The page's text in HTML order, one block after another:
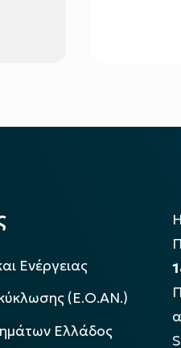
Ενέργειας
(Ε.Ο.ΑΝ.)
Ελλάδος